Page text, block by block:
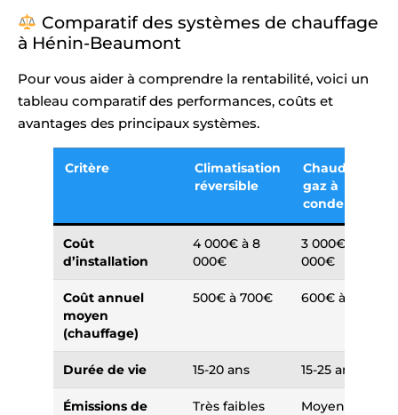
Comparatif des systèmes de chauffage
à Hénin-Beaumont
Pour vous aider à comprendre la rentabilité, voici un
tableau comparatif des performances, coûts et
avantages des principaux systèmes.
Critère
Climatisation
réversible
Chaudière
gaz à
condensation
Coût
d’installation
4 000€ à 8
000€
3 000€ à 6
000€
Coût annuel
moyen
(chauffage)
500€ à 700€ 600€ à 900€
Durée de vie 15-20 ans 15-25 ans
Émissions de
Très faibles
Moyennes